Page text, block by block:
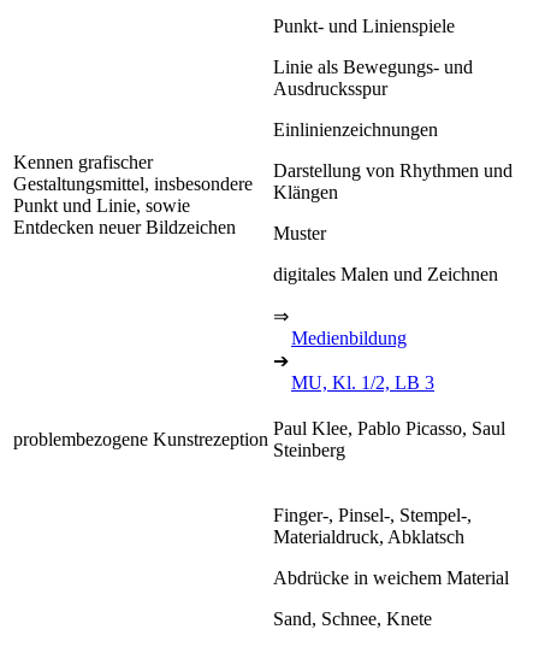
Kennen grafischer
Gestaltungsmittel, insbesondere
Punkt und Linie, sowie
Entdecken neuer Bildzeichen
Punkt- und Linienspiele
Linie als Bewegungs- und
Ausdrucksspur
Einlinienzeichnungen
Darstellung von Rhythmen und
Klängen
Muster
digitales Malen und Zeichnen
⇒
Medienbildung
➔
MU, Kl. 1/2, LB 3
problembezogene Kunstrezeption
Paul Klee, Pablo Picasso, Saul
Steinberg
Finger-, Pinsel-, Stempel-,
Materialdruck, Abklatsch
Abdrücke in weichem Material
Sand, Schnee, Knete